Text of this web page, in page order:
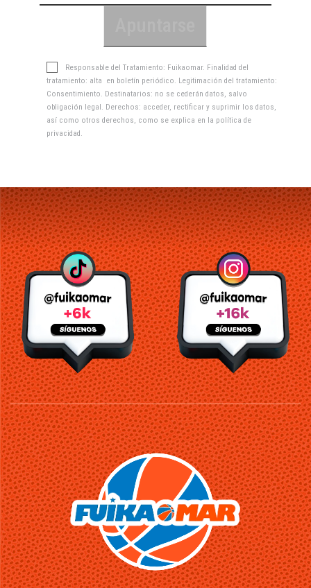
Responsable del Tratamiento: Fuikaomar. Finalidad del
tratamiento: alta en boletín periódico. Legitimación del tratamiento:
Consentimiento. Destinatarios: no se cederán datos, salvo
obligación legal. Derechos: acceder, rectificar y suprimir los datos,
así como otros derechos, como se explica en la política de
privacidad